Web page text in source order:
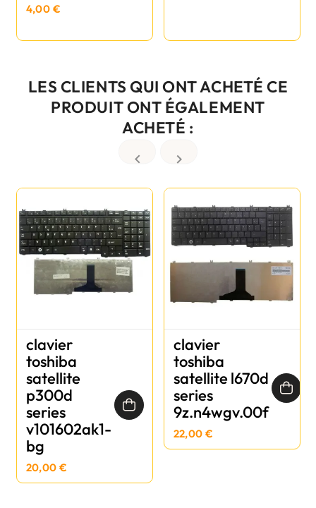
4,00 €
LES CLIENTS QUI ONT ACHETÉ CE
PRODUIT ONT ÉGALEMENT
ACHETÉ :
 
clavier
toshiba
satellite
p300d
series
v101602ak1-
bg
20,00 €
clavier
toshiba
satellite l670d
series
9z.n4wgv.00f
22,00 €